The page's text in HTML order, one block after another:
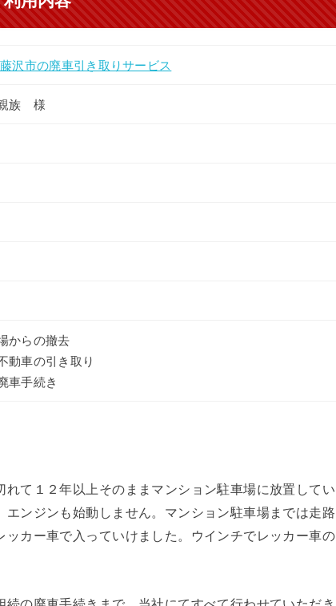
沢市の廃車引き取りサービス
族 様
からの撤去
動車の引き取り
車手続き
て１２年以上そのままマンション駐車場に放置してい
ンジンも始動しません。マンション駐車場までは走路
カー車で入っていけました。ウインチでレッカー車の